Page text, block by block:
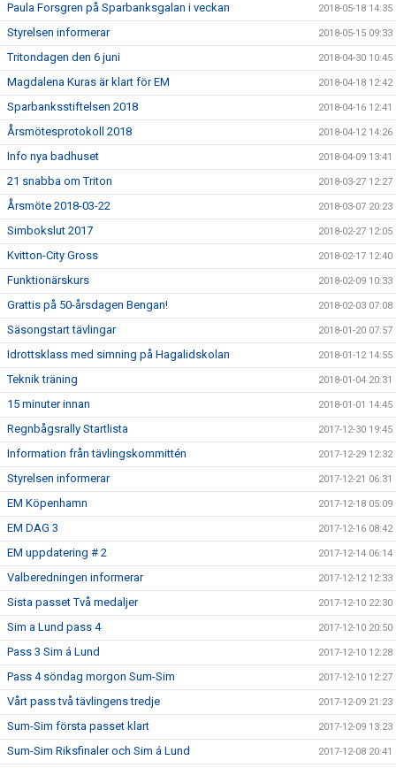
Paula Forsgren på Sparbanksgalan i veckan 2018-05-18 14:35
Styrelsen informerar 2018-05-15 09:33
Tritondagen den 6 juni 2018-04-30 10:45
Magdalena Kuras är klart för EM 2018-04-18 12:42
Sparbanksstiftelsen 2018 2018-04-16 12:41
Årsmötesprotokoll 2018 2018-04-12 14:26
Info nya badhuset 2018-04-09 13:41
21 snabba om Triton 2018-03-27 12:27
Årsmöte 2018-03-22 2018-03-07 20:23
Simbokslut 2017 2018-02-27 12:05
Kvitton-City Gross 2018-02-17 12:40
Funktionärskurs 2018-02-09 10:33
Grattis på 50-årsdagen Bengan! 2018-02-03 07:08
Säsongstart tävlingar 2018-01-20 07:57
Idrottsklass med simning på Hagalidskolan 2018-01-12 14:55
Teknik träning 2018-01-04 20:31
15 minuter innan 2018-01-01 14:45
Regnbågsrally Startlista 2017-12-30 19:45
Information från tävlingskommittén 2017-12-29 12:32
Styrelsen informerar 2017-12-21 06:31
EM Köpenhamn 2017-12-18 05:09
EM DAG 3 2017-12-16 08:42
EM uppdatering # 2 2017-12-14 06:14
Valberedningen informerar 2017-12-12 12:33
Sista passet Två medaljer 2017-12-10 22:30
Sim a Lund pass 4 2017-12-10 20:50
Pass 3 Sim á Lund 2017-12-10 12:28
Pass 4 söndag morgon Sum-Sim 2017-12-10 12:27
Vårt pass två tävlingens tredje 2017-12-09 21:23
Sum-Sim första passet klart 2017-12-09 13:23
Sum-Sim Riksfinaler och Sim á Lund 2017-12-08 20:41